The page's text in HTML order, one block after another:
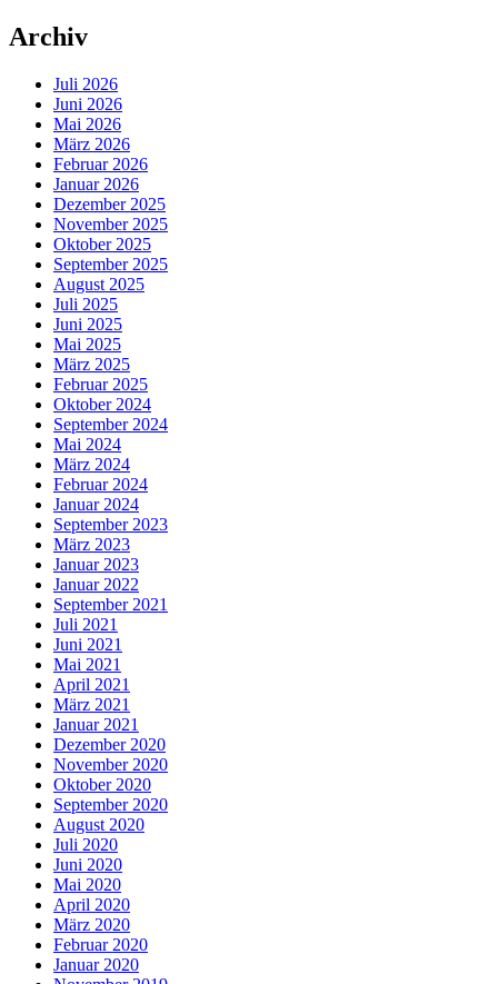
Archiv
Juli 2026
Juni 2026
Mai 2026
März 2026
Februar 2026
Januar 2026
Dezember 2025
November 2025
Oktober 2025
September 2025
August 2025
Juli 2025
Juni 2025
Mai 2025
März 2025
Februar 2025
Oktober 2024
September 2024
Mai 2024
März 2024
Februar 2024
Januar 2024
September 2023
März 2023
Januar 2023
Januar 2022
September 2021
Juli 2021
Juni 2021
Mai 2021
April 2021
März 2021
Januar 2021
Dezember 2020
November 2020
Oktober 2020
September 2020
August 2020
Juli 2020
Juni 2020
Mai 2020
April 2020
März 2020
Februar 2020
Januar 2020